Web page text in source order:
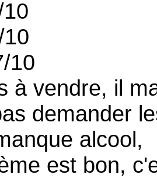
10
à vendre, il
demander
alcool,
est bon,